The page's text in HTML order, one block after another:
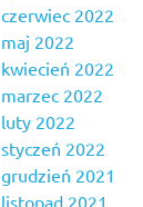
czerwiec 2022
maj 2022
kwiecień 2022
marzec 2022
luty 2022
styczeń 2022
grudzień 2021
listopad 2021